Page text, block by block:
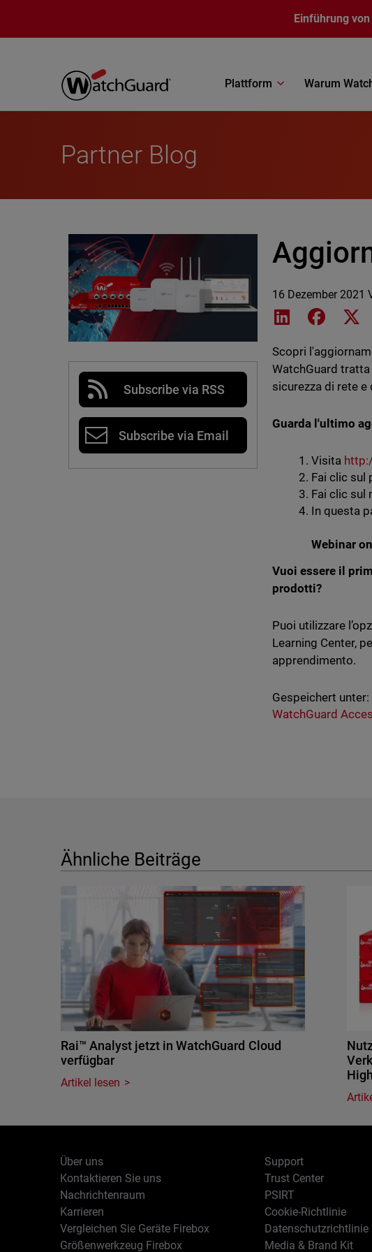
Einführung von
Plattform Warum
Partner Blog
Subscribe via RSS
Subscribe via Email
16 Dezember 2021
Share onShare
Scopri
WatchGuard
sicurezza di rete
Guarda l'ultimo
Visita
Fai clic sul
Fai clic sul
In questa
Webinar
Vuoi essere il
prodotti?
Puoi utilizzare
Learning Center,
apprendimento.
Gespeichert unter:
WatchGuard
Ähnliche Beiträge
Rai™ Analyst jetzt in WatchGuard Cloud
verfügbar
Artikel lesen
Über uns
Kontaktieren Sie uns
Nachrichtenraum
Karrieren
Vergleichen Sie Geräte Firebox
Größenwerkzeug Firebox
Support
Trust Center
PSIRT
Cookie-Richtlinie
Datenschutzrichtlinie
Media & Brand Kit